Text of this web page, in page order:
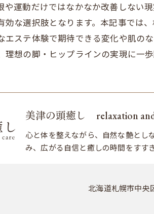
や運動だけではなかなか改善しない
効な選択肢となります。本記事では
エステ体験で期待できる変化や肌の
理想の脚・ヒップラインの実現に一
美津の頭癒し relaxation
心と体を整えながら、自然な艶とし
み、広がる自信と癒しの時間をすす
北海道札幌市中央